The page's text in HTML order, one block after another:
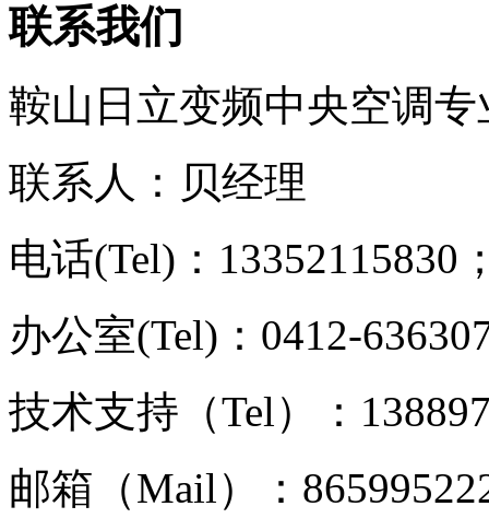
联系我们
鞍山日立变频中央空调专
联系人：贝经理
电话(Tel)：13352115830
办公室(Tel)：0412-
技术支持（Tel）：
邮箱（Mail）：